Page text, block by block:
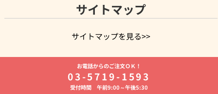
サイトマップ
サイトマップを見る>>
よく贈られる花
お祝いの花特集
誕生日フラワーギフト特集
8月の誕生花(トルコキキョウ)
開店・開業祝い
お供え・お悔やみ お供え・お悔やみの花
通夜・葬儀に贈る花 胡蝶蘭・花鉢
お電話からのご注文ＯＫ！
03-5719-1593
受付時間 午前9:00～午後5:30